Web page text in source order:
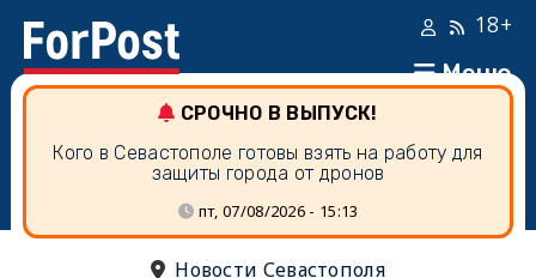
Меню
18+
СРОЧНО В ВЫПУСК!
Кого в Севастополе готовы взять на работу для
защиты города от дронов
пт, 07/08/2026 - 15:13
Новости Севастополя